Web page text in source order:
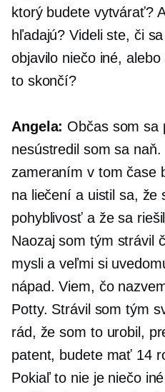
ktorý budete vytvárať?
hľadajú? Videli ste, či
objavilo niečo iné,
to skončí?
Angela: Občas som sa
nesústredil som sa
zameraním v tom čase
na liečení a uistil sa, že
pohyblivosť a že sa
Naozaj som tým strávil
mysli a veľmi si
nápad. Viem, čo
Potty. Strávil som tým
rád, že som to urobil,
patent, budete mať 14
Pokiaľ to nie je niečo